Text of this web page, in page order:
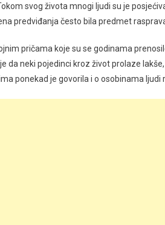
svog života mnogi ljudi su je
predviđanja često bila predmet
pričama koje su se godinama
da neki pojedinci kroz život prolaze
ponekad je govorila i o osobinama